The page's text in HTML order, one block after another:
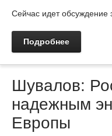
Сейчас идет обсуждение
Подробнее
Шувалов:
надежным
Европы